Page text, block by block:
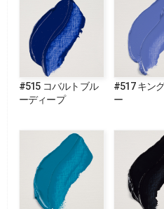
#515 コバルトブル
ーディープ
#517 キン
ー